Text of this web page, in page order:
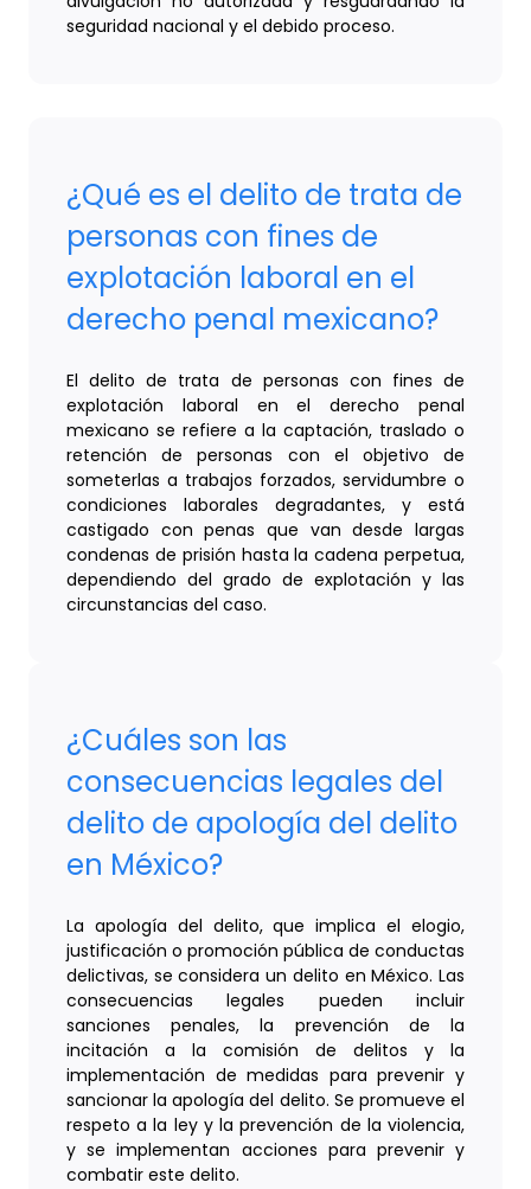
seguridad nacional y el debido proceso.
¿Qué es el delito de trata de
personas con fines de
explotación laboral en el
derecho penal mexicano?
El delito de trata de personas con fines de
explotación laboral en el derecho penal
mexicano se refiere a la captación, traslado o
retención de personas con el objetivo de
someterlas a trabajos forzados, servidumbre o
condiciones laborales degradantes, y está
castigado con penas que van desde largas
condenas de prisión hasta la cadena perpetua,
dependiendo del grado de explotación y las
circunstancias del caso.
¿Cuáles son las
consecuencias legales del
delito de apología del delito
en México?
La apología del delito, que implica el elogio,
justificación o promoción pública de conductas
delictivas, se considera un delito en México. Las
consecuencias legales pueden incluir
sanciones penales, la prevención de la
incitación a la comisión de delitos y la
implementación de medidas para prevenir y
sancionar la apología del delito. Se promueve el
respeto a la ley y la prevención de la violencia,
y se implementan acciones para prevenir y
combatir este delito.